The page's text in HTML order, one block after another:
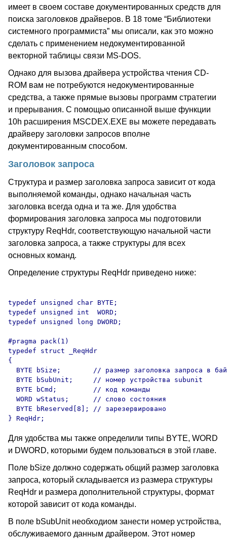
имеет в своем составе документированных средств для
поиска заголовков драйверов. В 18 томе “Библиотеки
системного программиста” мы описали, как это можно
сделать с применением недокументированной
векторной таблицы связи MS-DOS.
Однако для вызова драйвера устройства чтения CD-
ROM вам не потребуются недокументированные
средства, а также прямые вызовы программ стратегии
и прерывания. С помощью описанной выше функции
10h расширения MSCDEX.EXE вы можете передавать
драйверу заголовки запросов вполне
документированным способом.
Заголовок запроса
Структура и размер заголовка запроса зависит от кода
выполняемой команды, однако начальная часть
заголовка всегда одна и та же. Для удобства
формирования заголовка запроса мы подготовили
структуру ReqHdr, соответствующую начальной части
заголовка запроса, а также структуры для всех
основных команд.
Определение структуры ReqHdr приведено ниже:
typedef unsigned char BYTE;
typedef unsigned int  WORD;
typedef unsigned long DWORD;
#pragma pack(1)
typedef struct _ReqHdr
{
BYTE bSize;        // размер заголовка запроса в
  BYTE bSubUnit;     // номер устройства subunit
  BYTE bCmd;         // код команды
  WORD wStatus;      // слово состояния
  BYTE bReserved[8]; // зарезервировано
Для удобства мы также определили типы BYTE, WORD
и DWORD, которыми будем пользоваться в этой главе.
Поле bSize должно содержать общий размер заголовка
запроса, который складывается из размера структуры
ReqHdr и размера дополнительной структуры, формат
которой зависит от кода команды.
В поле bSubUnit необходиом занести номер устройства,
обслуживаемого данным драйвером. Этот номер